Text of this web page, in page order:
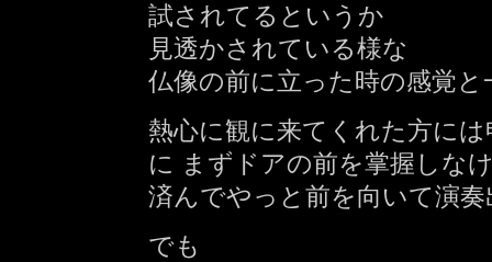
試されてるというか
見透かされている様な
仏像の前に立った時の感覚と
熱心に観に来てくれた方に
に まずドアの前を掌握しな
済んでやっと前を向いて演
でも